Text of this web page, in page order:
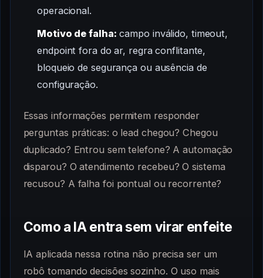
operacional.
Motivo de falha: campo inválido, timeout,
endpoint fora do ar, regra conflitante,
bloqueio de segurança ou ausência de
configuração.
Essas informações permitem responder
perguntas práticas: o lead chegou? Chegou
duplicado? Entrou sem telefone? A automação
disparou? O atendimento recebeu? O sistema
recusou? A falha foi pontual ou recorrente?
Como a IA entra sem virar enfeite
IA aplicada nessa rotina não precisa ser um
robô tomando decisões sozinho. O uso mais